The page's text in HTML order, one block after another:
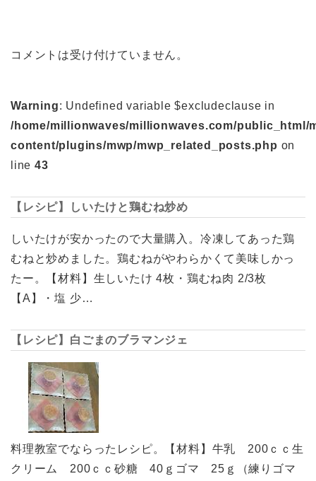
コメントは受け付けていません。
Warning: Undefined variable $excludeclause in
/home/millionwaves/millionwaves.com/public_html/
content/plugins/mwp/mwp_related_posts.php on
line 43
【レシピ】しいたけと鶏むね炒め
しいたけが安かったので大量購入。冷凍してあった鶏
むねと炒めました。鶏むねがやわらかくて美味しかっ
たー。【材料】生しいたけ 4枚・鶏むね肉 2/3枚
【A】・塩 少…
【レシピ】白ごまのブラマンジェ
料理教室でならったレシピ。【材料】牛乳 200ｃｃ生
クリーム 200ｃｃ砂糖 40ｇゴマ 25ｇ（練りゴマ